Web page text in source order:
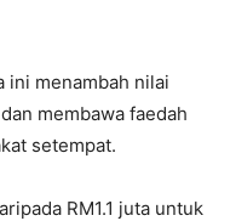
ini menambah nilai
membawa faedah
setempat.
RM1.1 juta untuk